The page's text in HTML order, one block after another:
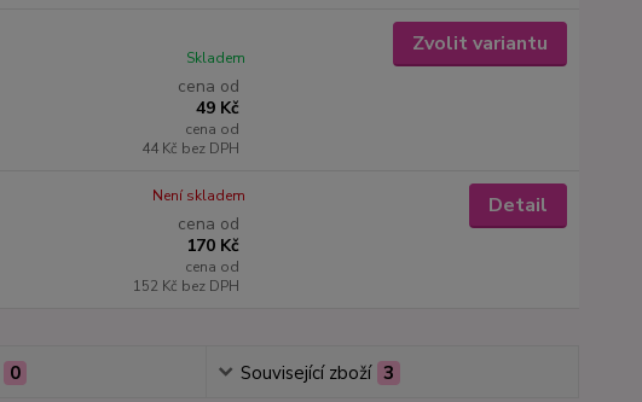
cena od
49 Kč
cena od
44 Kč bez DPH
Skladem
Zvolit variantu
cena od
170 Kč
cena od
152 Kč bez DPH
Není skladem Detail
0 Související zboží 3